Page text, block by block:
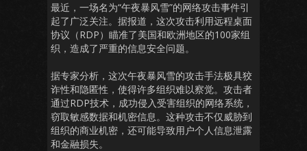
最近，一场名为“午夜暴风雪”的网络攻击事件引
起了广泛关注。据报道，这次攻击利用远程桌面
协议（RDP）瞄准了美国和欧洲地区的100家组
织，造成了严重的信息安全问题。
据专家分析，这次午夜暴风雪的攻击手法极具狡
诈性和隐匿性，使得许多组织难以察觉。攻击者
通过RDP技术，成功侵入受害组织的网络系统，
窃取敏感数据和机密信息。这种攻击不仅威胁到
组织的商业机密，还可能导致用户个人信息泄露
和金融损失。